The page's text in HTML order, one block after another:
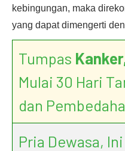
kebingungan, maka
yang dapat dimengerti
Tumpas
Mulai 30 Hari
dan
Pria Dewasa, Ini